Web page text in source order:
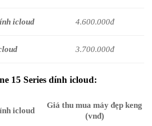
icloud 4.600.000đ
3.700.000đ
15 Series dính icloud:
icloud
Giá thu mua máy đẹp keng
(vnđ)